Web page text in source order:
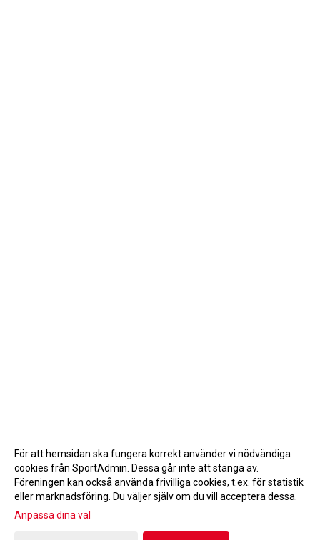
Gå till Webbversion
För att hemsidan ska fungera korrekt använder vi nödvändiga
cookies från SportAdmin. Dessa går inte att stänga av.
Föreningen kan också använda frivilliga cookies, t.ex. för statistik
eller marknadsföring. Du väljer själv om du vill acceptera dessa.
Anpassa dina val